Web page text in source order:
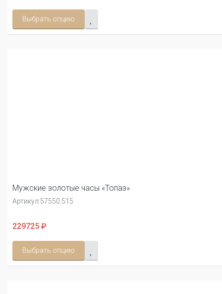
Выбрать опцию
Мужские золотые часы «Топаз»
Артикул:57550.515
229725 ₽
Выбрать опцию